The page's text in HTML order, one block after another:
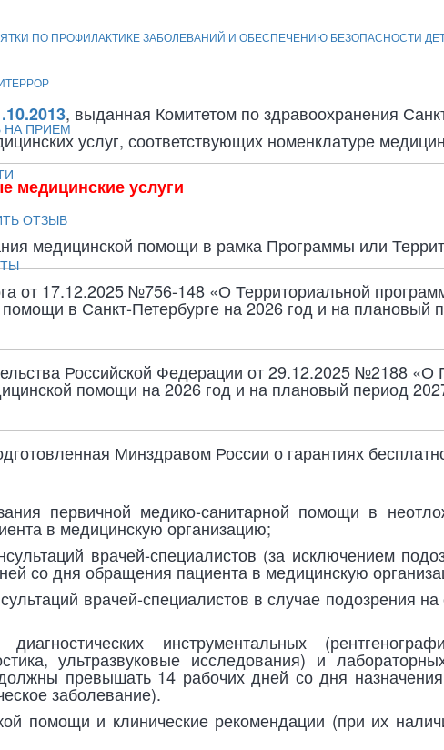
ПО ПРОФИЛАКТИКЕ ЗАБОЛЕВАНИЙ И ОБЕСПЕЧЕНИЮ БЕЗОПАСНОСТИ
НА ПРИЕМ
ОТЗЫВ
записи в Единый государственный
1027806082523 от 08.11.2011 за
инспекцией Федеральной налоговой
реестра юридических лиц: лицензия
, выданная Комитетом по здравоохранения
услуг, соответствующих номенклатуре
медицинские услуги
медицинской помощи в рамка Программы или
от 17.12.2025 №756-148 «О Территориальной
в Санкт-Петербурге на 2026 год и на плановый
Российской Федерации от 29.12.2025 №2188 «О
помощи на 2026 год и на плановый период
Минздравом России о гарантиях
первичной медико-санитарной помощи в
в медицинскую организацию;
врачей-специалистов (за исключением
со дня обращения пациента в медицинскую
врачей-специалистов в случае подозрения
инструментальных
ультразвуковые исследования) и
превышать 14 рабочих дней со дня
заболевание).
помощи и клинические рекомендации (при их